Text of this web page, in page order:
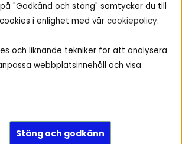
bil
Youtube
© 2026 - BRL Electronics
"Godkänd och stäng" samtycker du till
i enlighet med vår cookiepolicy.
och liknande tekniker för att analysera
webbplatsinnehåll och visa
Stäng och godkänn